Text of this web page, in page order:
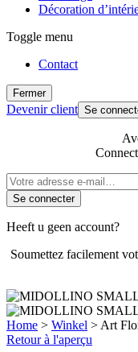
Décoration
Toggle menu
Contact
Fermer
Devenir client Se
Se connecter
Heeft u geen account?
Soumettez facilement
Home > Winkel > Art
Retour à l'aperçu